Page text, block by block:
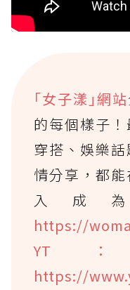
｢女子漾｣網站
的每個樣子
穿搭、娛樂
情分享，都
入成
https://
YT
https://